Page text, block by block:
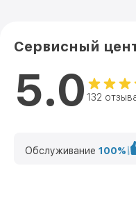
Сервисный
5.0 132
Обслуживание 100%